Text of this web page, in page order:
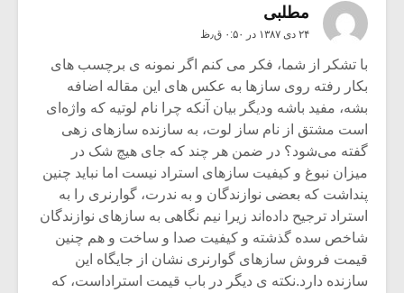
مطلبی
۲۴ دی ۱۳۸۷ در ۰:۵۰ ق٫ظ
با تشکر از شما، فکر می کنم اگر نمونه ی برچسب های
بکار رفته روی سازها به عکس های این مقاله اضافه
بشه، مفید باشه ودیگر بیان آنکه چرا نام لوتیه که واژه‌ای
است مشتق از نام ساز لوت، به سازنده سازهای زهی
گفته می‌شود؟ در ضمن هر چند که جای هیچ شک در
میزان نبوغ و کیفیت سازهای استراد نیست اما نباید چنین
پنداشت که بعضی نوازندگان و به ندرت، گوارنری را به
استراد ترجیح داده‌اند زیرا نیم نگاهی به سازهای نوازندگان
شاخص سده گذشته و کیفیت صدا و ساخت و هم چنین
قیمت فروش سازهای گوارنری نشان از جایگاه این
سازنده دارد.نکته ی دیگر در باب قیمت استراداست، که